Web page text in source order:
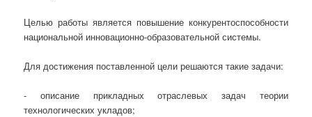
Целью работы является повышение конкурентоспособности
национальной инновационно-образовательной системы.
Для достижения поставленной цели решаются такие задачи:
- описание прикладных отраслевых задач теории
технологических укладов;